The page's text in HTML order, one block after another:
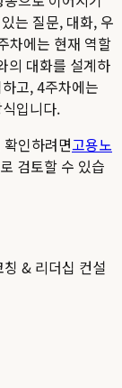
는 질문, 대화, 우
차에는 현재 역할
의 대화를 설계하
고, 4주차에는
입니다.
인하려면고용노
검토할 수 있습
& 리더십 컨설